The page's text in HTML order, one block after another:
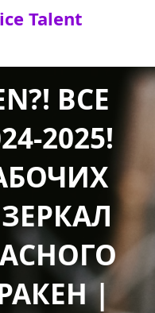
Talent
ВСЕ
2025!
|